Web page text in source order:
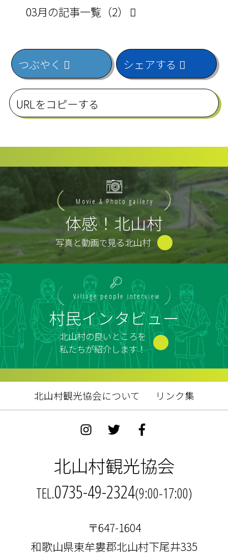
03月の記事一覧（2）
つぶやく シェアする
URLをコピーする
体感！北山村
写真と動画で見る北山村
村民インタビュー
北山村の良いところを
私たちが紹介します！
北山村観光協会について リンク集
北山村観光協会
TEL.0735-49-2324(9:00-17:00)
〒647-1604
和歌山県東牟婁郡北山村下尾井335